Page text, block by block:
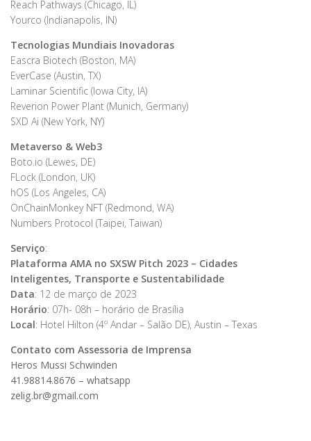
Reach Pathways (Chicago, IL)
Yourco (Indianapolis, IN)
Tecnologias Mundiais Inovadoras
Eascra Biotech (Boston, MA)
EverCase (Austin, TX)
Laminar Scientific (Iowa City, IA)
Reverion Power Plant (Munich, Germany)
SXD Ai (New York, NY)
Metaverso & Web3
Boto.io (Lewes, DE)
FLock (London, UK)
hOS (Los Angeles, CA)
OnChainMonkey NFT (Redmond, WA)
Numbers Protocol (Taipei, Taiwan)
Serviço:
Plataforma AMA no SXSW Pitch 2023 – Cidades
Inteligentes, Transporte e Sustentabilidade
Data: 12 de março de 2023
Horário: 07h- 08h – horário de Brasília
Local: Hotel Hilton (4º Andar – Salão DE), Austin – Texas
Contato com Assessoria de Imprensa
Heros Mussi Schwinden
41.98814.8676 – whatsapp
zelig.br@gmail.com